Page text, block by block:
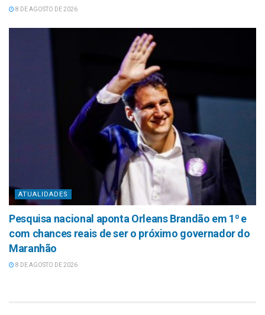
8 DE AGOSTO DE 2026
ATUALIDADES
Pesquisa nacional aponta Orleans Brandão em 1⁰ e
com chances reais de ser o próximo governador do
Maranhão
8 DE AGOSTO DE 2026